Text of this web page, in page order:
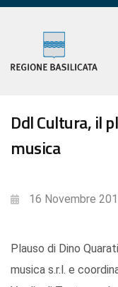
Ddl Cultura, il
musica
16 Novembre
Plauso di Dino
musica s.r.l. e